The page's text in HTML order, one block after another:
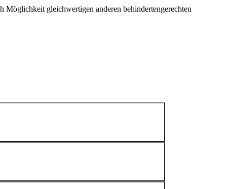
Möglichkeit gleichwertigen anderen behindertengerechten